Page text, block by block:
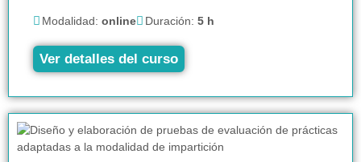
Modalidad: online Duración: 5 h
Ver detalles del curso